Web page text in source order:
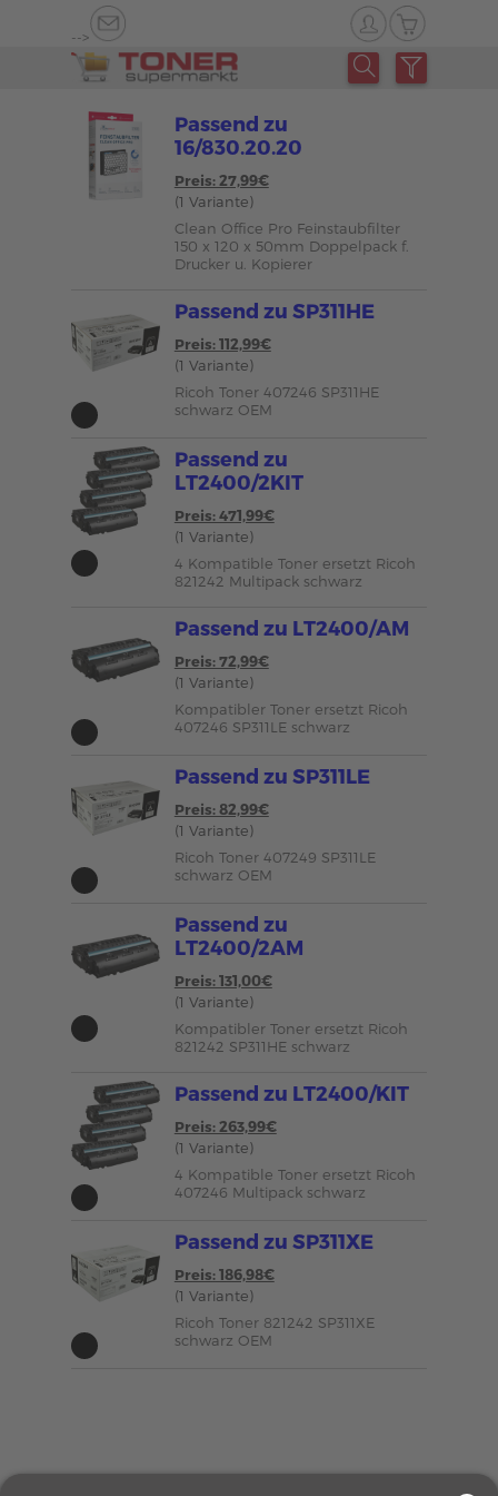
-->
Passend zu
16/830.20.20
Preis: 27,99€
(1 Variante)
Clean Office Pro Feinstaubfilter
150 x 120 x 50mm Doppelpack f.
Drucker u. Kopierer
Passend zu SP311HE
Preis: 112,99€
(1 Variante)
Ricoh Toner 407246 SP311HE
schwarz OEM
Passend zu
LT2400/2KIT
Preis: 471,99€
(1 Variante)
4 Kompatible Toner ersetzt Ricoh
821242 Multipack schwarz
Passend zu LT2400/AM
Preis: 72,99€
(1 Variante)
Kompatibler Toner ersetzt Ricoh
407246 SP311LE schwarz
Passend zu SP311LE
Preis: 82,99€
(1 Variante)
Ricoh Toner 407249 SP311LE
schwarz OEM
Passend zu
LT2400/2AM
Preis: 131,00€
(1 Variante)
Kompatibler Toner ersetzt Ricoh
821242 SP311HE schwarz
Passend zu LT2400/KIT
Preis: 263,99€
(1 Variante)
4 Kompatible Toner ersetzt Ricoh
407246 Multipack schwarz
Passend zu SP311XE
Preis: 186,98€
(1 Variante)
Ricoh Toner 821242 SP311XE
schwarz OEM